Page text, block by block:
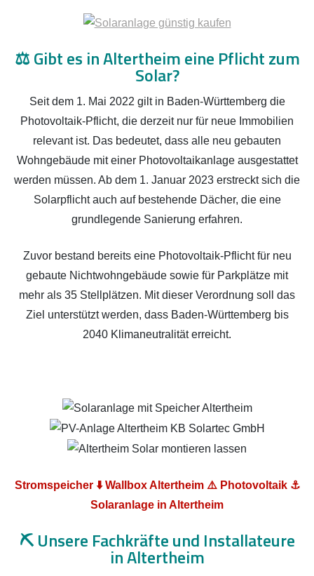
⚖️Gibt es in Altertheim eine Pflicht zum
Solar?
Seit dem 1. Mai 2022 gilt in Baden-Württemberg die
Photovoltaik-Pflicht, die derzeit nur für neue Immobilien
relevant ist. Das bedeutet, dass alle neu gebauten
Wohngebäude mit einer Photovoltaikanlage ausgestattet
werden müssen. Ab dem 1. Januar 2023 erstreckt sich die
Solarpflicht auch auf bestehende Dächer, die eine
grundlegende Sanierung erfahren.
Zuvor bestand bereits eine Photovoltaik-Pflicht für neu
gebaute Nichtwohngebäude sowie für Parkplätze mit
mehr als 35 Stellplätzen. Mit dieser Verordnung soll das
Ziel unterstützt werden, dass Baden-Württemberg bis
2040 Klimaneutralität erreicht.
Stromspeicher ⬇️ Wallbox Altertheim ⚠️ Photovoltaik ⚓
Solaranlage in Altertheim
⛏️Unsere Fachkräfte und Installateure
in Altertheim